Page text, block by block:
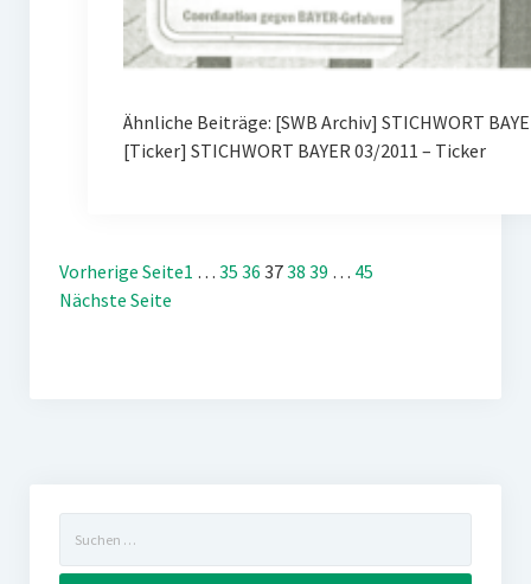
Ähnliche Beiträge: [SWB Archiv] STICHWORT
[Ticker] STICHWORT BAYER 03/2011 – Ticker
Vorherige Seite1 … 35 36 3738 39 … 45
Nächste Seite
nach: